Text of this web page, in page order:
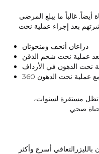
أيضاً. غالباً ما يبلغ المرضى
بعد إجراء عملية نحت
ذراعان أنحف ومنحوتان
عملية نحت شحم الذقن
نحت الدهون في الأرداف
نحت الدهون 360
تظل مستقرة لسنوات،
صحي.
التعافي أسرع وأكثر